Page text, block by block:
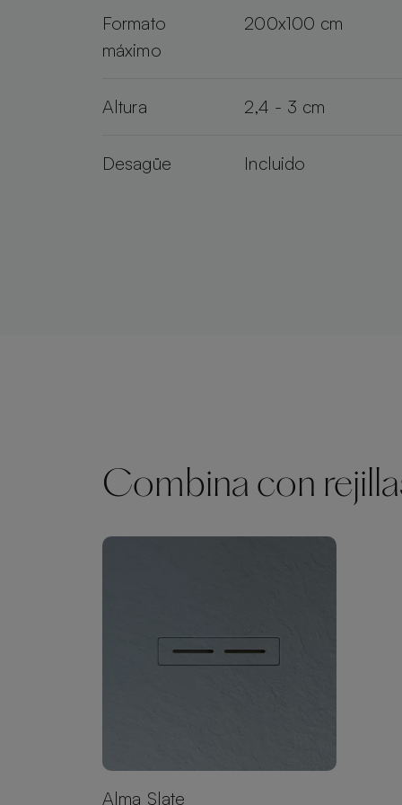
Formato
máximo
200x100 cm
Altura 2,4 - 3 cm
Desagüe Incluido
Combina con
Alma Slate